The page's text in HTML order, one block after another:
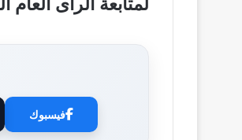
فيسبوك